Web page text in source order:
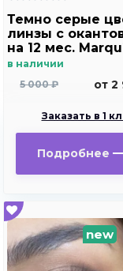
Темно серые
линзы c
на 12 мес.
Manuel gray ( с
глаз )
в наличии
5 000 ₽
от 2
Заказать в 1
Подробнее
new